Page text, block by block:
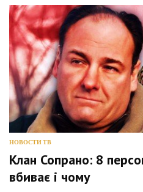
НОВОСТИ ТВ
Клан Сопрано: 8
вбиває і чому